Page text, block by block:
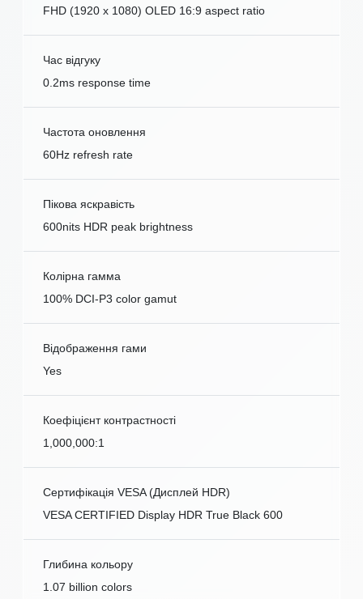
FHD (1920 x 1080) OLED 16:9 aspect ratio
Час відгуку
0.2ms response time
Частота оновлення
60Hz refresh rate
Пікова яскравість
600nits HDR peak brightness
Колірна гамма
100% DCI-P3 color gamut
Відображення гами
Yes
Коефіцієнт контрастності
1,000,000:1
Сертифікація VESA (Дисплей HDR)
VESA CERTIFIED Display HDR True Black 600
Глибина кольору
1.07 billion colors